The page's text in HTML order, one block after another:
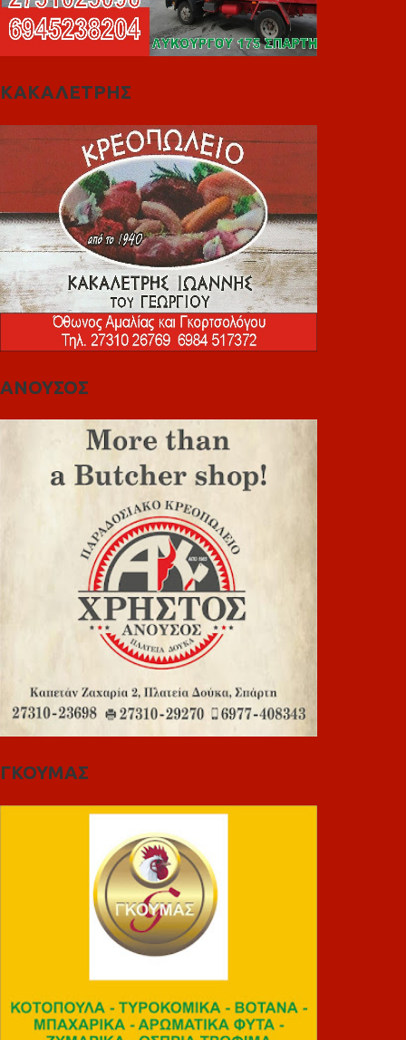
ΚΑΚΑΛΕΤΡΗΣ
ΑΝΟΥΣΟΣ
ΓΚΟΥΜΑΣ